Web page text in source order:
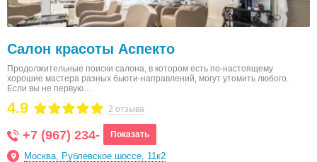
Салон красоты Аспекто
Продолжительные поиски салона, в котором есть по-настоящему
хорошие мастера разных бьюти-направлений, могут утомить любого.
Если вы не первую…
2 отзыва
4.9
+7 (967) 234- Показать
Москва, Рублевское шоссе, 11к2